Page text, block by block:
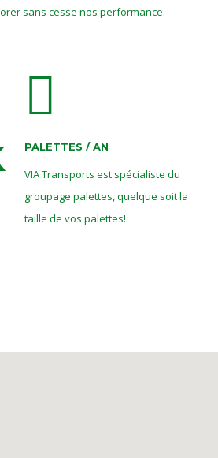
sans cesse nos performance.
PALETTES / AN
VIA Transports est spécialiste du
groupage palettes, quelque soit la
taille de vos palettes!